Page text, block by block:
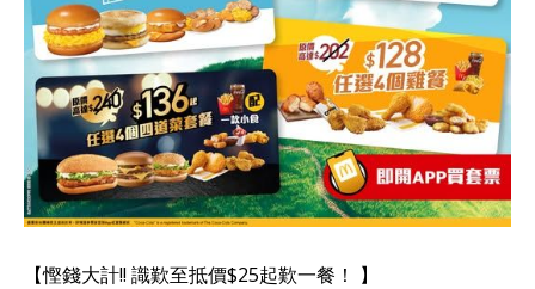
【慳錢大計!! 識歎至抵價$25起歎一餐！ 】